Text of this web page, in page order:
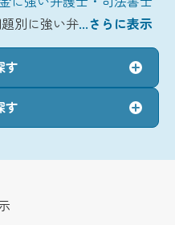
別に強い弁...さらに表示
す
す